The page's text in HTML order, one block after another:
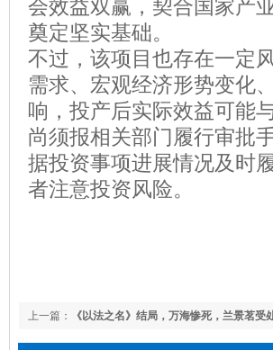
会效益双赢，契合国家产
奠定坚实基础。
不过，该项目也存在一定
需求、宏观经济形势变化
响，投产后实际效益可能
尚须报相关部门履行审批
据投资事项进展情况及时
者注意投资风险。
上一篇： 《以法之名》结局，万海惨死，兰景茗受
江旭东结局大快人心